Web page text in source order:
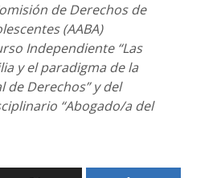
de Derechos de
(AABA)
Independiente “Las
y el paradigma de la
de Derechos” y del
“Abogado/a del